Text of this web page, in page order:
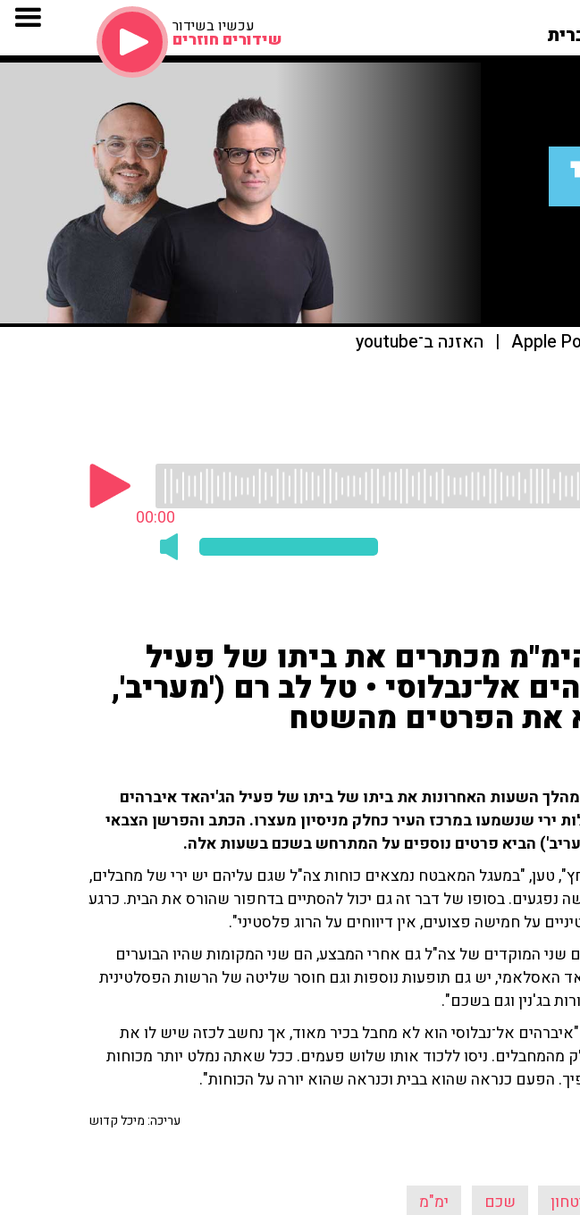
עכשיו בשידור
שידורים חוזרים
| האזנה ב־youtube
00:00
מכתרים את ביתו של פעיל
אל־נבלוסי • טל לב רם ('מעריב',
השעות האחרונות את ביתו של ביתו של פעיל הג'יהאד איברהים
ירי שנשמעו במרכז העיר כחלק מניסיון מעצרו. הכתב והפרשן הצבאי
טען, "במעגל המאבטח נמצאים כוחות צה"ל שגם עליהם יש ירי של מחבלים,
נפגעים. בסופו של דבר זה גם יכול להסתיים בדחפור שהורס את הבית. כרגע
על חמישה פצועים, אין דיווחים על הרוג פלסטיני".
שני המוקדים של צה"ל גם אחרי המבצע, הם שני המקומות שהיו הבוערים
האסלאמי, יש גם תופעות נוספות וגם חוסר שליטה של הרשות הפסלטינית
בג'נין וגם בשכם".
אל־נבלוסי הוא לא מחבל בכיר מאוד, אך נחשב לכזה שיש לו את
ניסו ללכוד אותו שלוש פעמים. ככל שאתה נמלט יותר מכוחות
הפעם כנראה שהוא בבית וכנראה שהוא יורה על הכוחות".
עריכה: מיכל קדוש
שכם ימ"מ